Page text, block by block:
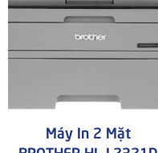
Máy In 2 Mặt